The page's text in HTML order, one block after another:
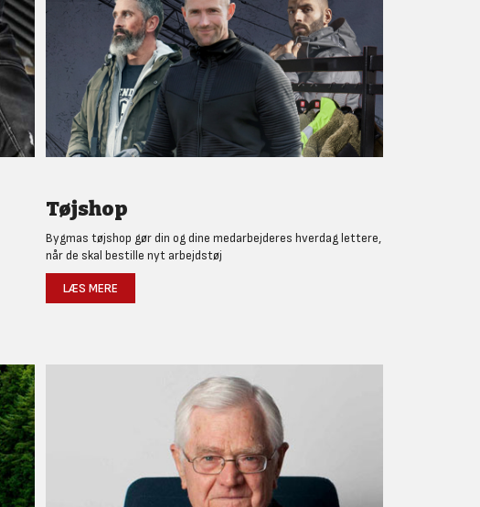
Tøjshop
Bygmas tøjshop gør din og dine medarbejderes hverdag lettere,
når de skal bestille nyt arbejdstøj
LÆS MERE